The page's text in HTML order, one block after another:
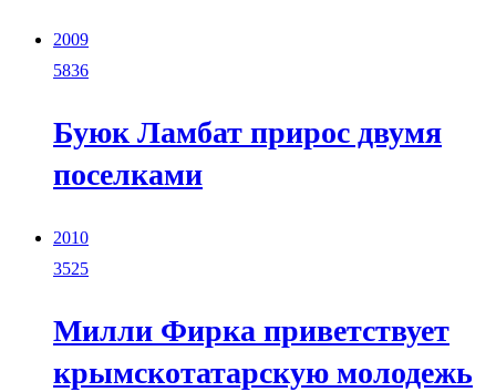
2009
5836
Буюк Ламбат прирос двумя
поселками
2010
3525
Милли Фирка приветствует
крымскотатарскую молодежь